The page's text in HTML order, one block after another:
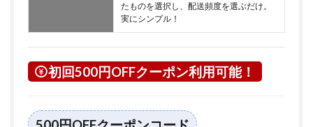
たものを選択し、配送頻度を選ぶだけ。
実にシンプル！
初回500円OFFクーポン利用可能！